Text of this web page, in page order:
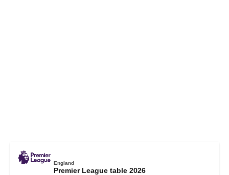
England
Premier League table 2026